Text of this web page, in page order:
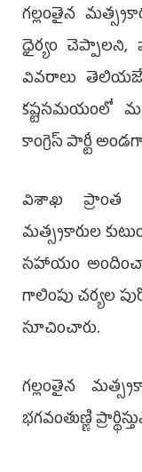
గల్లంతైన
ధైర్యం చెప్పాలని,
వివరాలు
కష్టసమయంలో
కాంగ్రెస్‌ పార్టీ
విశాఖ ప్రాంత
మత్స్యకారుల
సహాయం
గాలింపు చర్యల
సూచించారు.
గల్లంతైన
భగవంతుణ్ణి